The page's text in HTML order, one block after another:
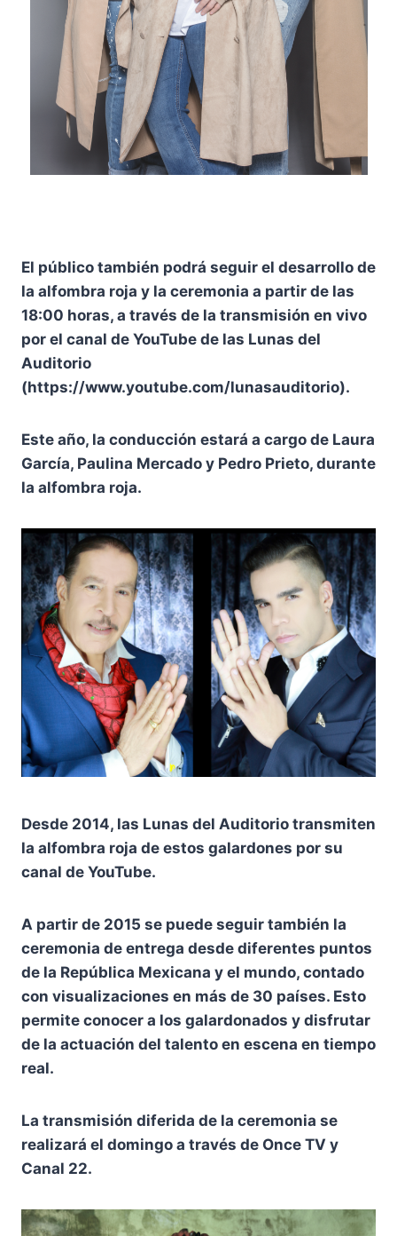
El público también podrá seguir el desarrollo de
la alfombra roja y la ceremonia a partir de las
18:00 horas, a través de la transmisión en vivo
por el canal de YouTube de las Lunas del
Auditorio
(https://www.youtube.com/lunasauditorio).
Este año, la conducción estará a cargo de Laura
García, Paulina Mercado y Pedro Prieto, durante
la alfombra roja.
Desde 2014, las Lunas del Auditorio transmiten
la alfombra roja de estos galardones por su
canal de YouTube.
A partir de 2015 se puede seguir también la
ceremonia de entrega desde diferentes puntos
de la República Mexicana y el mundo, contado
con visualizaciones en más de 30 países. Esto
permite conocer a los galardonados y disfrutar
de la actuación del talento en escena en tiempo
real.
La transmisión diferida de la ceremonia se
realizará el domingo a través de Once TV y
Canal 22.